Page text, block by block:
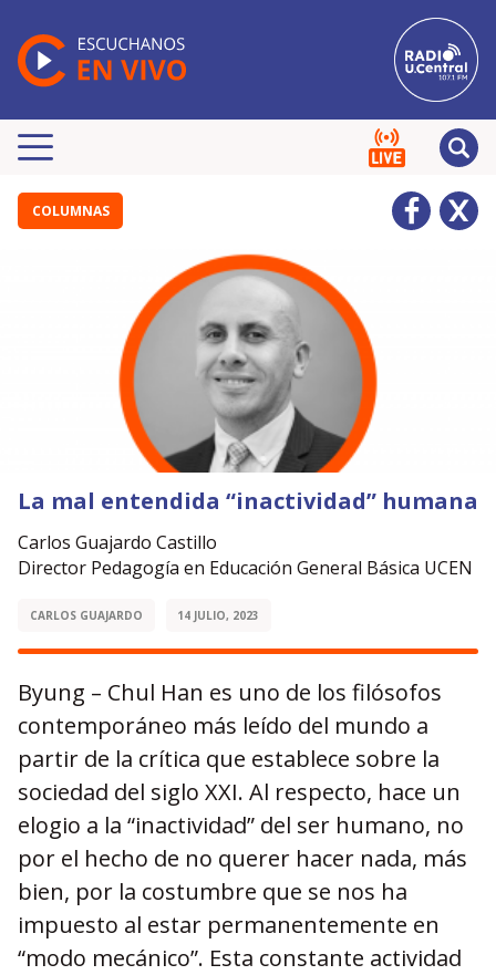
COLUMNAS
La mal entendida “inactividad” humana
Carlos Guajardo Castillo
Director Pedagogía en Educación General Básica UCEN
CARLOS GUAJARDO 14 JULIO, 2023
Byung – Chul Han es uno de los filósofos
contemporáneo más leído del mundo a
partir de la crítica que establece sobre la
sociedad del siglo XXI. Al respecto, hace un
elogio a la “inactividad” del ser humano, no
por el hecho de no querer hacer nada, más
bien, por la costumbre que se nos ha
impuesto al estar permanentemente en
“modo mecánico”. Esta constante actividad